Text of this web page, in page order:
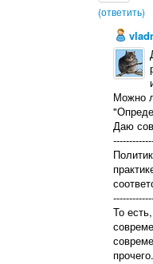
(ответить)
Можно
Даю
То